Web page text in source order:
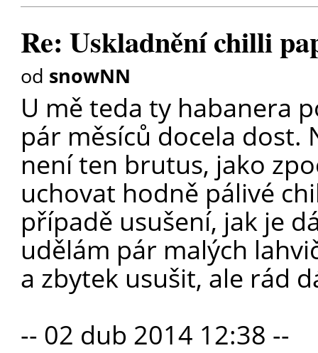
Re: Uskladnění chilli
od snowNN
U mě teda ty habanera
pár měsíců docela dost.
není ten brutus, jako
uchovat hodně pálivé
případě usušení, jak je
udělám pár malých
a zbytek usušit, ale rád
-- 02 dub 2014 12:38 --